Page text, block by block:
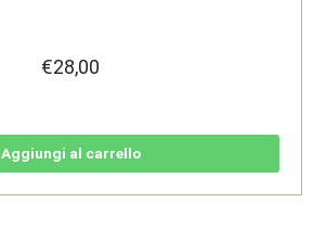
€28,00
Aggiungi al carrello